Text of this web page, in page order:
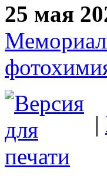
25 мая
|